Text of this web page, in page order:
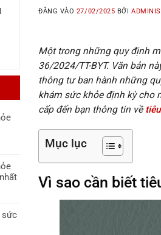
sức
ĐĂNG VÀO 27/02/2025 BỞI
Một trong những quy định
36/2024/TT-BYT. Văn bản
thông tư ban hành những
khám sức khỏe định kỳ cho
cấp đến bạn thông tin về
Mục lục
Vì sao cần biết